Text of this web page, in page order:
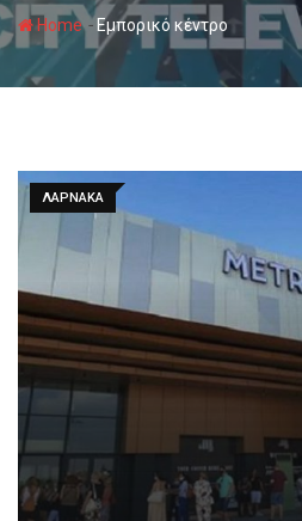
Home- Εμπορικό κέντρο
ΛΑΡΝΑΚΑ